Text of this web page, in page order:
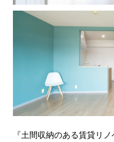
『土間収納のある賃貸リ